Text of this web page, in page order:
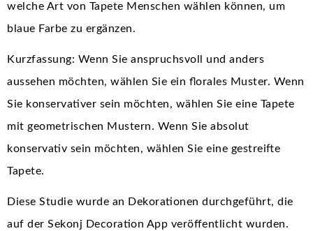
welche Art von Tapete Menschen wählen können, um
blaue Farbe zu ergänzen.
Kurzfassung: Wenn Sie anspruchsvoll und anders
aussehen möchten, wählen Sie ein florales Muster. Wenn
Sie konservativer sein möchten, wählen Sie eine Tapete
mit geometrischen Mustern. Wenn Sie absolut
konservativ sein möchten, wählen Sie eine gestreifte
Tapete.
Diese Studie wurde an Dekorationen durchgeführt, die
auf der Sekonj Decoration App veröffentlicht wurden.